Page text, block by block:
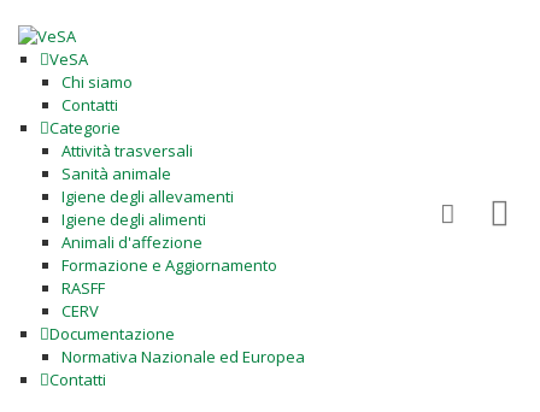
VeSA
Chi siamo
Contatti
Categorie
Attività trasversali
Sanità animale
Igiene degli allevamenti
Igiene degli alimenti
Animali d'affezione
Formazione e Aggiornamento
RASFF
CERV
Documentazione
Normativa Nazionale ed Europea
Contatti